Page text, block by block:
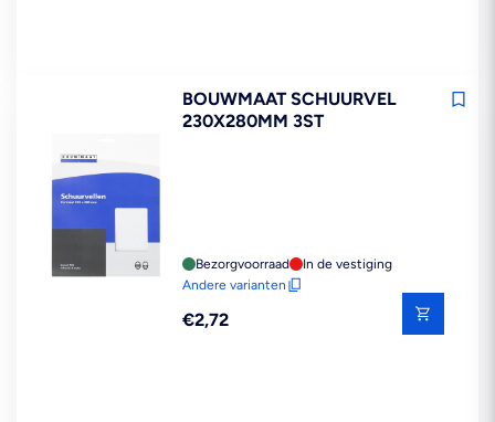
BOUWMAAT SCHUURVEL
230X280MM 3ST
Bezorgvoorraad
In de vestiging
Andere varianten
Reguliere
€2,72